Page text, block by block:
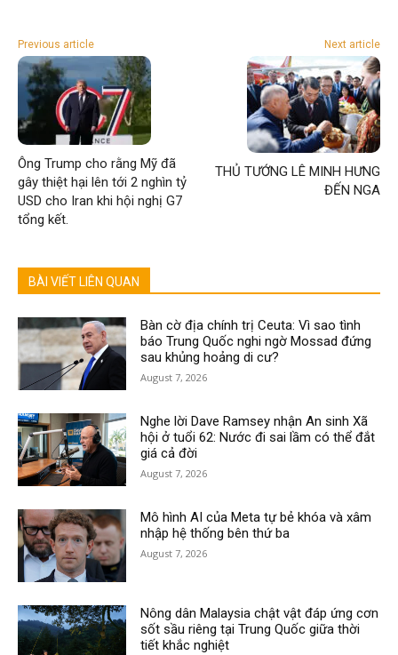
Previous article
Ông Trump cho rằng Mỹ đã
gây thiệt hại lên tới 2 nghìn tỷ
USD cho Iran khi hội nghị G7
tổng kết.
Next article
THỦ TƯỚNG LÊ MINH HƯNG
ĐẾN NGA
BÀI VIẾT LIÊN QUAN
Bàn cờ địa chính trị Ceuta: Vì sao tình
báo Trung Quốc nghi ngờ Mossad đứng
sau khủng hoảng di cư?
August 7, 2026
Nghe lời Dave Ramsey nhận An sinh Xã
hội ở tuổi 62: Nước đi sai lầm có thể đắt
giá cả đời
August 7, 2026
Mô hình AI của Meta tự bẻ khóa và xâm
nhập hệ thống bên thứ ba
August 7, 2026
Nông dân Malaysia chật vật đáp ứng cơn
sốt sầu riêng tại Trung Quốc giữa thời
tiết khắc nghiệt